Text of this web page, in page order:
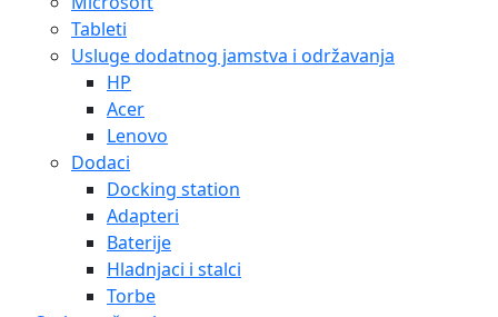
Tableti
Usluge dodatnog jamstva i održavanja
HP
Acer
Lenovo
Dodaci
Docking station
Adapteri
Baterije
Hladnjaci i stalci
Torbe